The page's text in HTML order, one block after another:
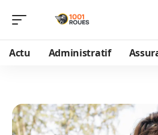
Actu Administratif